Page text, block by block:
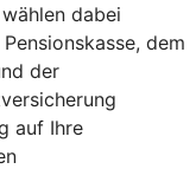
dabei
dem
der
auf Ihre